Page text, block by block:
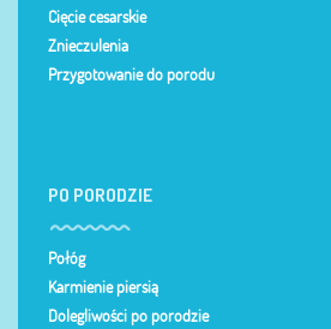
Cięcie cesarskie
Znieczulenia
Przygotowanie do porodu
PO PORODZIE
Połóg
Karmienie piersią
Dolegliwości po porodzie